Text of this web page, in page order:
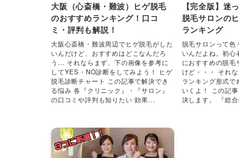
大阪（心斎橋・難波）ヒゲ脱毛
のおすすめランキング！口コ
ミ・評判も解説！
大阪心斎橋・難波周辺でヒゲ脱毛がした
いんだけど、おすすめはどこなんだろ
う… それならまず、下の画像を参考に
してYES・NO診断をしてみよう！ ヒゲ
脱毛診断チャート この記事で解決でき
る悩み 各『クリニック』・『サロン』
の口コミや評判も知りたい 効果...
【完全版】迷
脱毛サロンの
ランキング
脱毛サロンって色
いんだよね。初心
におすすめの脱毛
けど・・・ それ
ランキング形式で
いくよ！ この記
決します。 『総